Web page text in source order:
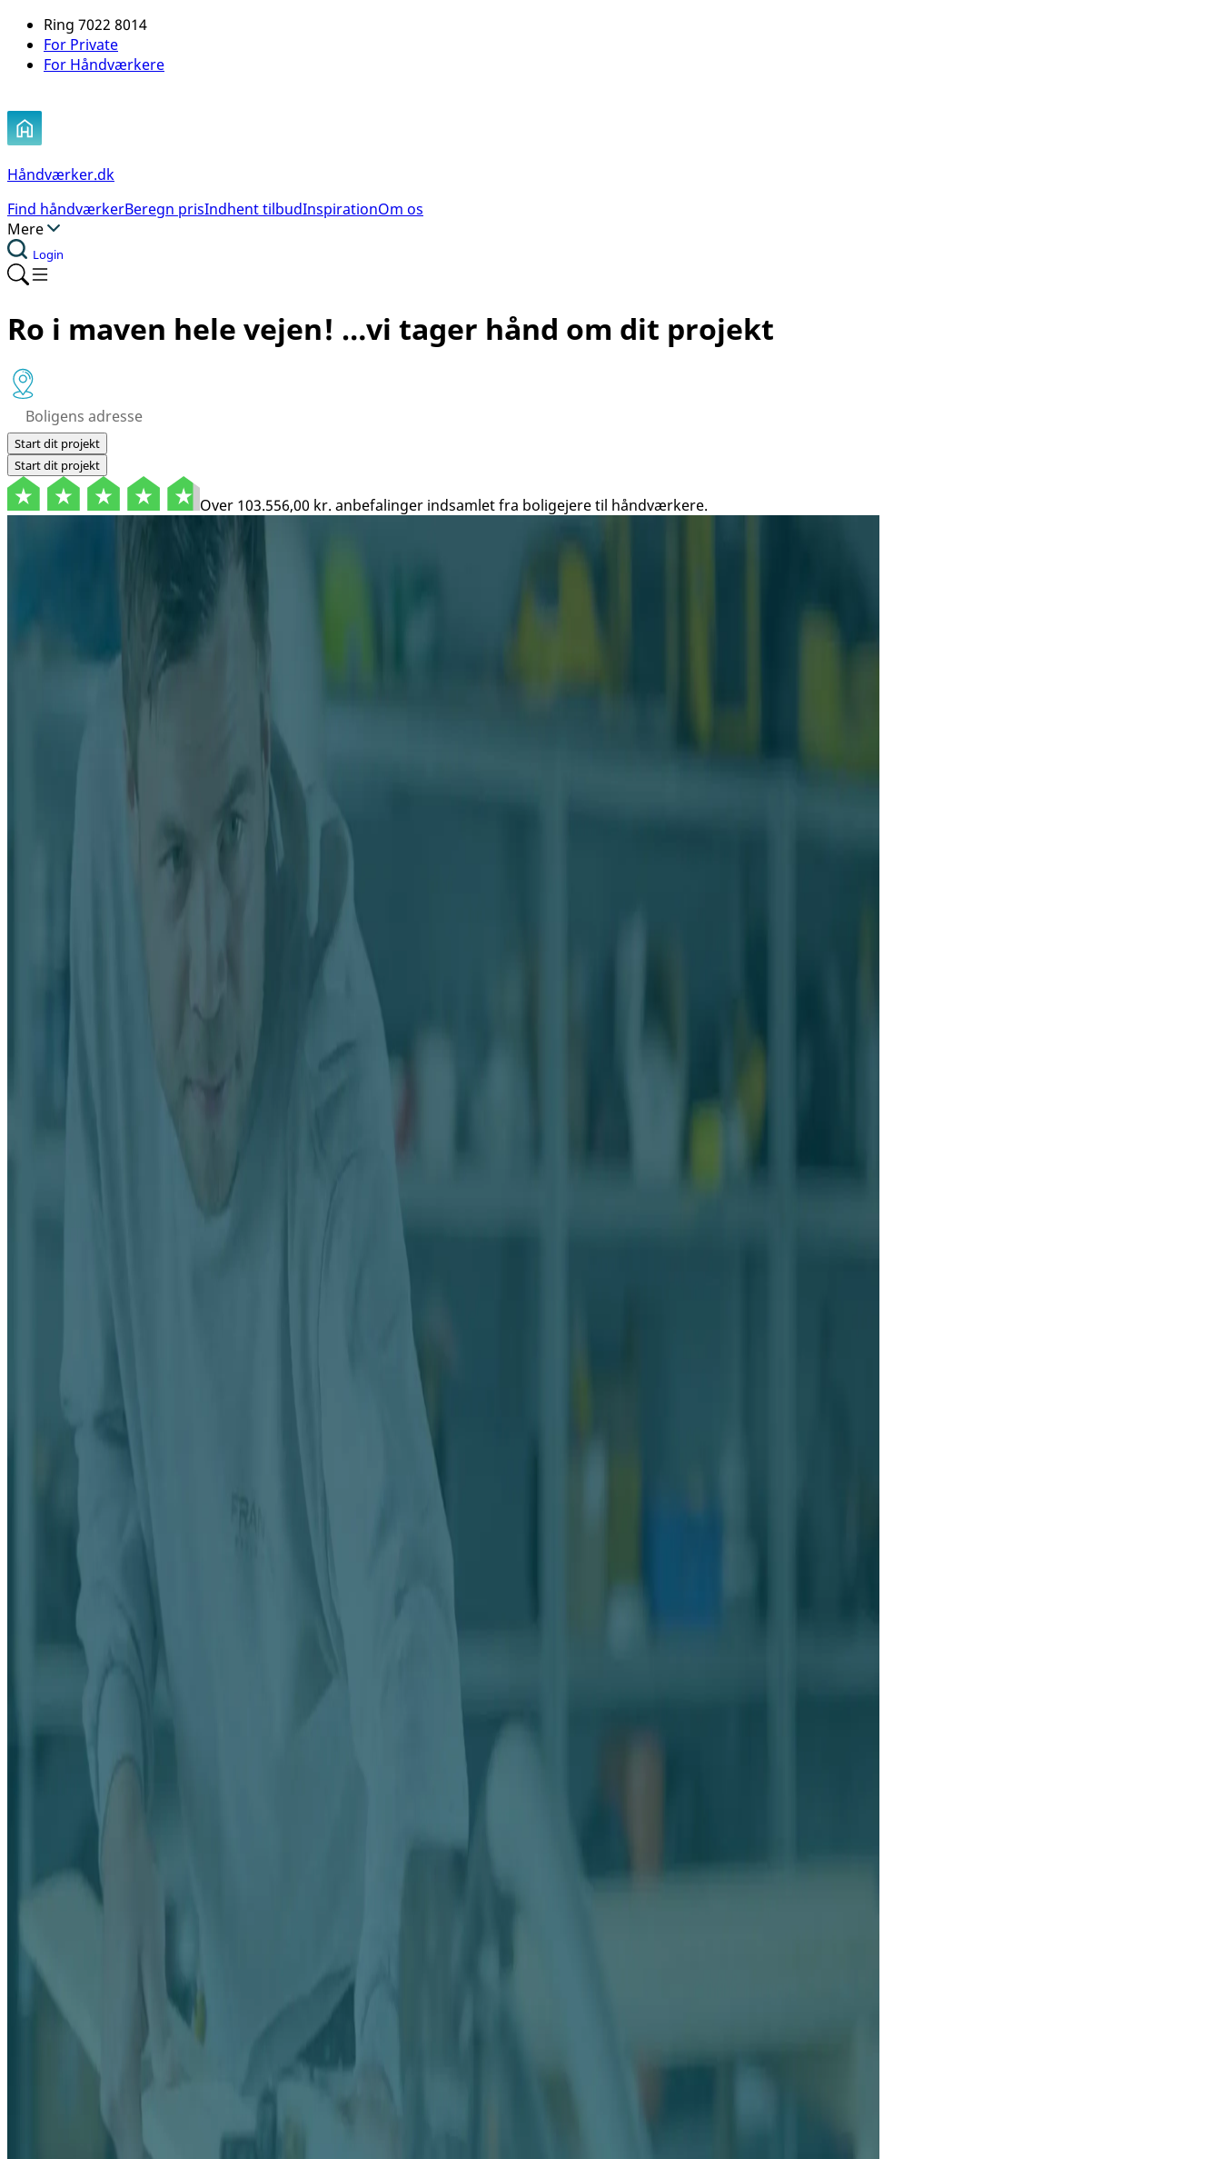
Ring 7022 8014
For Private
For Håndværkere
Håndværker.dk
Find håndværkerBeregn prisIndhent tilbudInspirationOm os
Mere
Login
Ro i maven hele vejen! …vi tager hånd om dit projekt
Start dit projekt
Start dit projekt
Over 103.556,00 kr. anbefalinger indsamlet fra boligejere til håndværkere.